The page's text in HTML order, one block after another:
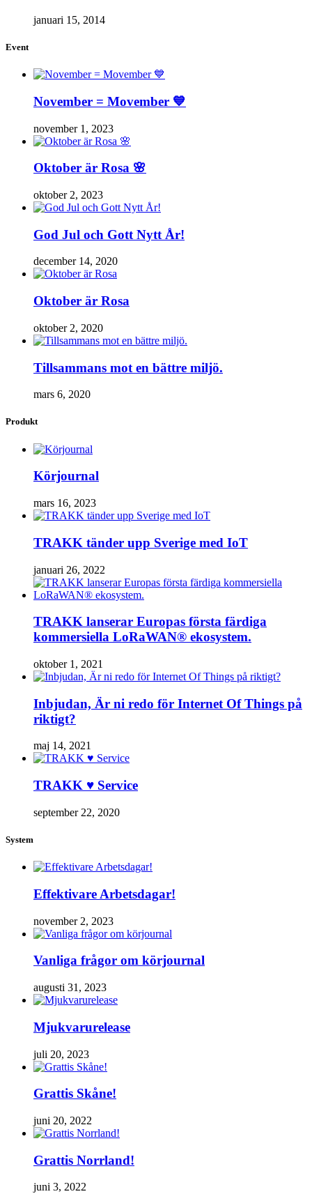
januari 15, 2014
Event
November = Movember 💙
november 1, 2023
Oktober är Rosa 🌸
oktober 2, 2023
God Jul och Gott Nytt År!
december 14, 2020
Oktober är Rosa
oktober 2, 2020
Tillsammans mot en bättre miljö.
mars 6, 2020
Produkt
Körjournal
mars 16, 2023
TRAKK tänder upp Sverige med IoT
januari 26, 2022
TRAKK lanserar Europas första färdiga
kommersiella LoRaWAN® ekosystem.
oktober 1, 2021
Inbjudan, Är ni redo för Internet Of Things på
riktigt?
maj 14, 2021
TRAKK ♥ Service
september 22, 2020
System
Effektivare Arbetsdagar!
november 2, 2023
Vanliga frågor om körjournal
augusti 31, 2023
Mjukvarurelease
juli 20, 2023
Grattis Skåne!
juni 20, 2022
Grattis Norrland!
juni 3, 2022